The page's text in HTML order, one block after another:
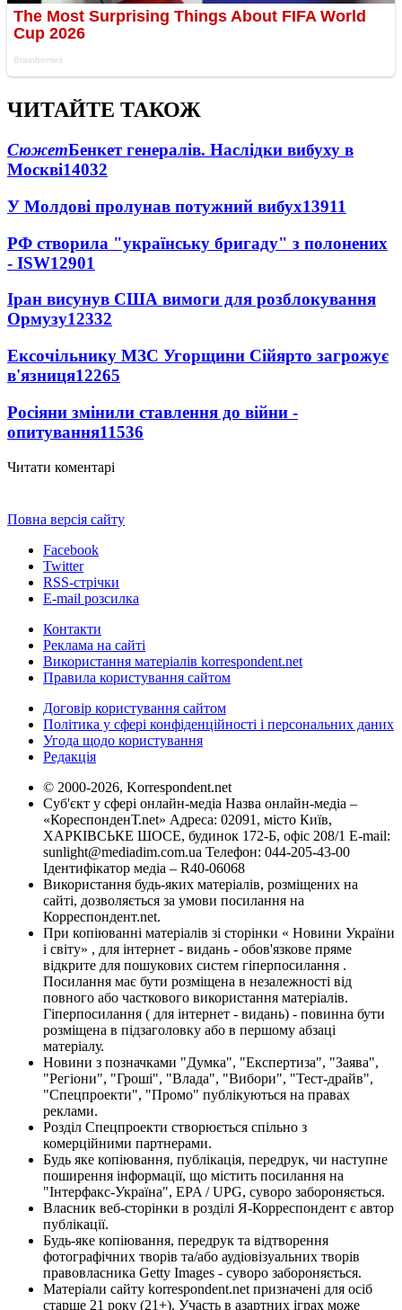
ЧИТАЙТЕ ТАКОЖ
СюжетБенкет генералів. Наслідки вибуху в
Москві14032
У Молдові пролунав потужний вибух13911
РФ створила "українську бригаду" з полонених
- ISW12901
Іран висунув США вимоги для розблокування
Ормузу12332
Ексочільнику МЗС Угорщини Сійярто загрожує
в'язниця12265
Росіяни змінили ставлення до війни -
опитування11536
Читати коментарі
Повна версія сайту
Facebook
Twitter
RSS-стрічки
E-mail розсилка
Контакти
Реклама на сайті
Використання матеріалів korrespondent.net
Правила користування сайтом
Договір користування сайтом
Політика у сфері конфіденційності і персональних даних
Угода щодо користування
Редакція
© 2000-2026, Korrespondent.net
Суб'єкт у сфері онлайн-медіа Назва онлайн-медіа –
«КореспонденТ.net» Адреса: 02091, місто Київ,
ХАРКІВСЬКЕ ШОСЕ, будинок 172-Б, офіс 208/1 E-mail:
sunlight@mediadim.com.ua Телефон: 044-205-43-00
Ідентифікатор медіа – R40-06068
Використання будь-яких матеріалів, розміщених на
сайті, дозволяється за умови посилання на
Корреспондент.net.
При копіюванні матеріалів зі сторінки « Новини України
і світу» , для інтернет - видань - обов'язкове пряме
відкрите для пошукових систем гіперпосилання .
Посилання має бути розміщена в незалежності від
повного або часткового використання матеріалів.
Гіперпосилання ( для інтернет - видань) - повинна бути
розміщена в підзаголовку або в першому абзаці
матеріалу.
Новини з позначками "Думка", "Експертиза", "Заява",
"Регіони", "Гроші", "Влада", "Вибори", "Тест-драйв",
"Спецпроекти", "Промо" публікуються на правах
реклами.
Розділ Спецпроекти створюється спільно з
комерційними партнерами.
Будь яке копіювання, публікація, передрук, чи наступне
поширення інформації, що містить посилання на
"Інтерфакс-Україна", EPA / UPG, суворо забороняється.
Власник веб-сторінки в розділі Я-Корреспондент є автор
публікації.
Будь-яке копіювання, передрук та відтворення
фотографічних творів та/або аудіовізуальних творів
правовласника Getty Images - суворо забороняється.
Матеріали сайту korrespondent.net призначені для осіб
старше 21 року (21+). Участь в азартних іграх може